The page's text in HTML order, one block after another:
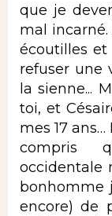
que je
mal
écoutilles
refuser une
la sienne...
toi, et
mes 17 ans…
compris
occidentale
bonhomme
encore) de